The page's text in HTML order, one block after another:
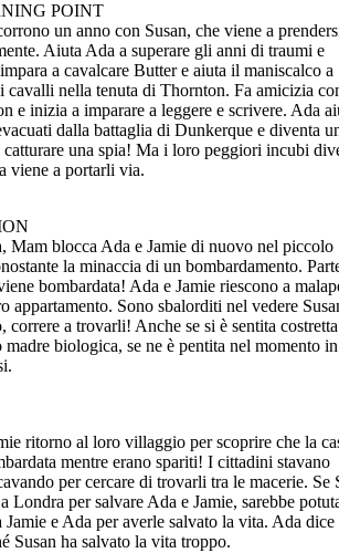
POINT
un anno con Susan, che viene a
Aiuta Ada a superare gli anni di traumi e
a cavalcare Butter e aiuta il maniscalco a
cavalli nella tenuta di Thornton. Fa amicizia
e inizia a imparare a leggere e scrivere. Ada
dalla battaglia di Dunkerque e diventa
catturare una spia! Ma i loro peggiori incubi
viene a portarli via.
Mam blocca Ada e Jamie di nuovo nel piccolo
la minaccia di un bombardamento.
bombardata! Ada e Jamie riescono a
appartamento. Sono sbalorditi nel vedere
correre a trovarli! Anche se si è sentita
biologica, se ne è pentita nel momento
ritorno al loro villaggio per scoprire che la
mentre erano spariti! I cittadini stavano
per cercare di trovarli tra le macerie. Se
Londra per salvare Ada e Jamie, sarebbe
e Ada per averle salvato la vita. Ada dice
Susan ha salvato la vita troppo.